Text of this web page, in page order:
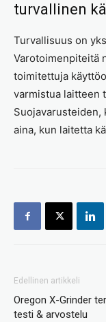
turvallinen
Turvallisuus on
Varotoimenpiteitä
toimitettuja
varmistua laitteen
Suojavarusteiden,
aina, kun laitetta
Edellinen artikkeli
Oregon X-Grinder
testi & arvostelu